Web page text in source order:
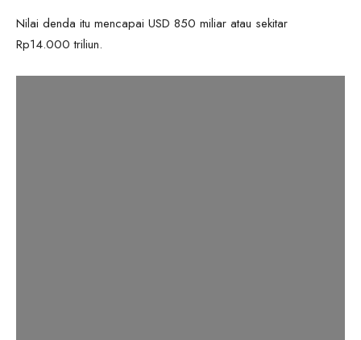
Nilai denda itu mencapai USD 850 miliar atau sekitar
Rp14.000 triliun.